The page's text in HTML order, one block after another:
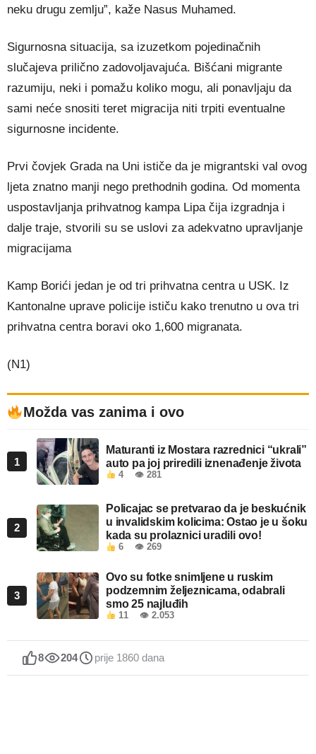
neku drugu zemlju”, kaže Nasus Muhamed.
Sigurnosna situacija, sa izuzetkom pojedinačnih
slučajeva prilično zadovoljavajuća. Bišćani migrante
razumiju, neki i pomažu koliko mogu, ali ponavljaju da
sami neće snositi teret migracija niti trpiti eventualne
sigurnosne incidente.
Prvi čovjek Grada na Uni ističe da je migrantski val ovog
ljeta znatno manji nego prethodnih godina. Od momenta
uspostavljanja prihvatnog kampa Lipa čija izgradnja i
dalje traje, stvorili su se uslovi za adekvatno upravljanje
migracijama
Kamp Borići jedan je od tri prihvatna centra u USK. Iz
Kantonalne uprave policije ističu kako trenutno u ova tri
prihvatna centra boravi oko 1,600 migranata.
(N1)
Možda vas zanima i ovo
1
Maturanti iz Mostara razrednici “ukrali”
auto pa joj priredili iznenađenje života
4 👁 281
2
Policajac se pretvarao da je beskućnik
u invalidskim kolicima: Ostao je u šoku
kada su prolaznici uradili ovo!
6 👁 269
3
Ovo su fotke snimljene u ruskim
podzemnim željeznicama, odabrali
smo 25 najluđih
11 👁 2.053
8 204 prije 1860 dana